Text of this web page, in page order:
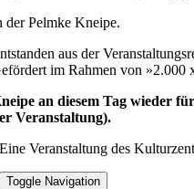
der Pelmke Kneipe.
aus der
im Rahmen von »2.000
an diesem Tag wieder
Veranstaltung).
Eine Veranstaltung des
Toggle Navigation